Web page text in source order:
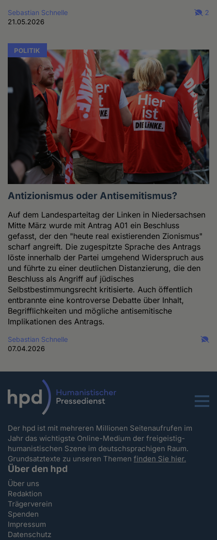
Sebastian Schnelle
21.05.2026
2
POLITIK
Antizionismus oder Antisemitismus?
Auf dem Landesparteitag der Linken in Niedersachsen
Mitte März wurde mit Antrag A01 ein Beschluss
gefasst, der den "heute real existierenden Zionismus"
scharf angreift. Die zugespitzte Sprache des Antrags
löste innerhalb der Partei umgehend Widerspruch aus
und führte zu einer deutlichen Distanzierung, die den
Beschluss als Angriff auf jüdisches
Selbstbestimmungsrecht kritisierte. Auch öffentlich
entbrannte eine kontroverse Debatte über Inhalt,
Begrifflichkeiten und mögliche antisemitische
Implikationen des Antrags.
Sebastian Schnelle
07.04.2026
Menu
Der hpd ist mit mehreren Millionen Seitenaufrufen im
Jahr das wichtigste Online-Medium der freigeistig-
humanistischen Szene im deutschsprachigen Raum.
Grundsatztexte zu unseren Themenfinden Sie hier.
Über den hpd
Über uns
Redaktion
Trägerverein
Spenden
Impressum
Datenschutz